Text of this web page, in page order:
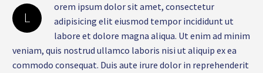
L
orem ipsum dolor sit amet, consectetur
adipisicing elit eiusmod tempor incididunt ut
labore et dolore magna aliqua. Ut enim ad minim
veniam, quis nostrud ullamco laboris nisi ut aliquip ex ea
commodo consequat. Duis aute irure dolor in reprehenderit